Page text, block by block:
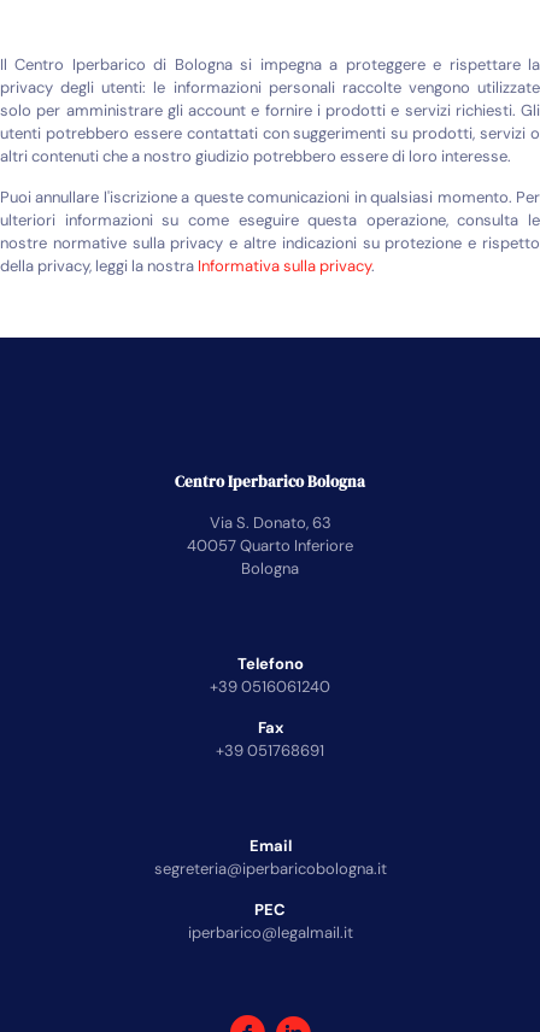
Il Centro Iperbarico di Bologna si impegna a proteggere e rispettare la
privacy degli utenti: le informazioni personali raccolte vengono utilizzate
solo per amministrare gli account e fornire i prodotti e servizi richiesti. Gli
utenti potrebbero essere contattati con suggerimenti su prodotti, servizi o
altri contenuti che a nostro giudizio potrebbero essere di loro interesse.
Puoi annullare l'iscrizione a queste comunicazioni in qualsiasi momento. Per
ulteriori informazioni su come eseguire questa operazione, consulta le
nostre normative sulla privacy e altre indicazioni su protezione e rispetto
della privacy, leggi la nostra Informativa sulla privacy.
Centro Iperbarico Bologna
Via S. Donato, 63
40057 Quarto Inferiore
Bologna
Telefono
+39 0516061240
Fax
+39 051768691
Email
segreteria@iperbaricobologna.it
PEC
iperbarico@legalmail.it